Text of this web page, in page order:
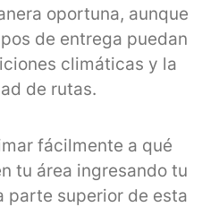
oportuna, aunque
de entrega puedan
climáticas y la
de rutas.
fácilmente a qué
tu área ingresando tu
parte superior de esta